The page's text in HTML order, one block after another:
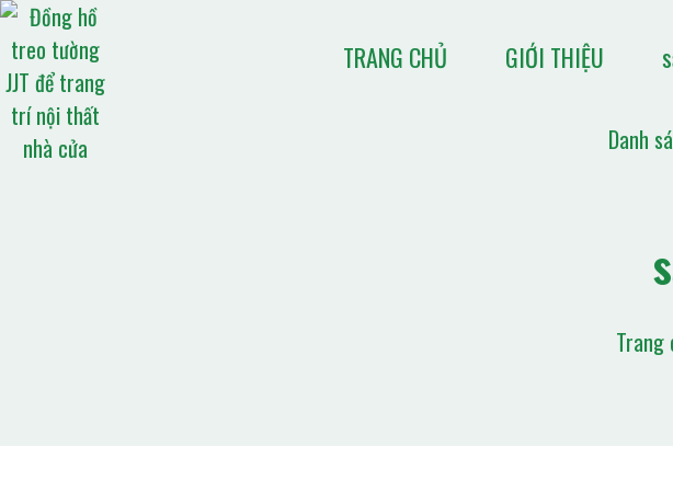
TRANG CHỦ GIỚI THIỆU
Danh
Trang